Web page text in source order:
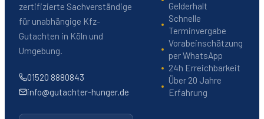
zertifizierte Sachverständige
für unabhängige Kfz-
Gutachten in Köln und
Umgebung.
01520 8880843
info@gutachter-hunger.de
Gelderhalt
Schnelle
Terminvergabe
Vorabeinschätzung
per WhatsApp
24h Erreichbarkeit
Über 20 Jahre
Erfahrung